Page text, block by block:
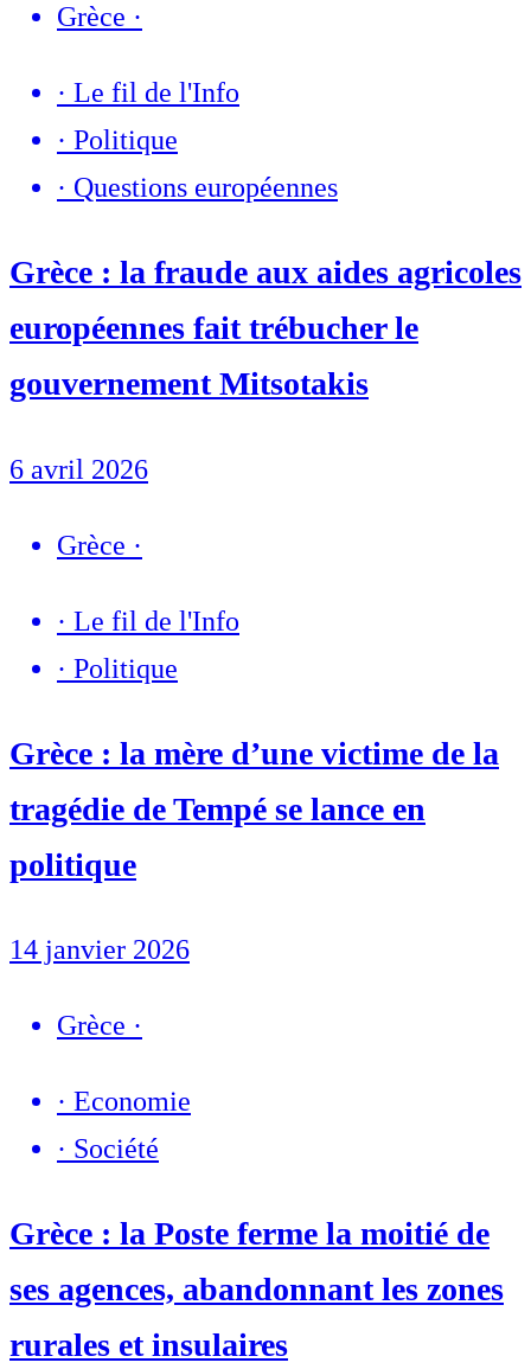
Grèce ·
· Le fil de l'Info
· Politique
· Questions européennes
Grèce : la fraude aux aides agricoles
européennes fait trébucher le
gouvernement Mitsotakis
6 avril 2026
Grèce ·
· Le fil de l'Info
· Politique
Grèce : la mère d’une victime de la
tragédie de Tempé se lance en
politique
14 janvier 2026
Grèce ·
· Economie
· Société
Grèce : la Poste ferme la moitié de
ses agences, abandonnant les zones
rurales et insulaires